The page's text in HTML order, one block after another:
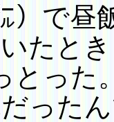
）で昼
たとき
とった
った